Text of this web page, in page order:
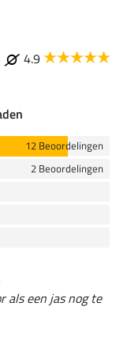
4.9
12 Beoordelingen
2 Beoordelingen
als een jas nog te